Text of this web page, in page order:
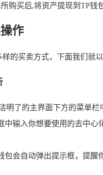
购买后,将资产提现到TP钱
作
的买卖方式，下面我们就
明了的主界面下方的菜单栏
中输入你想要使用的去中心
包会自动弹出提示框，提醒